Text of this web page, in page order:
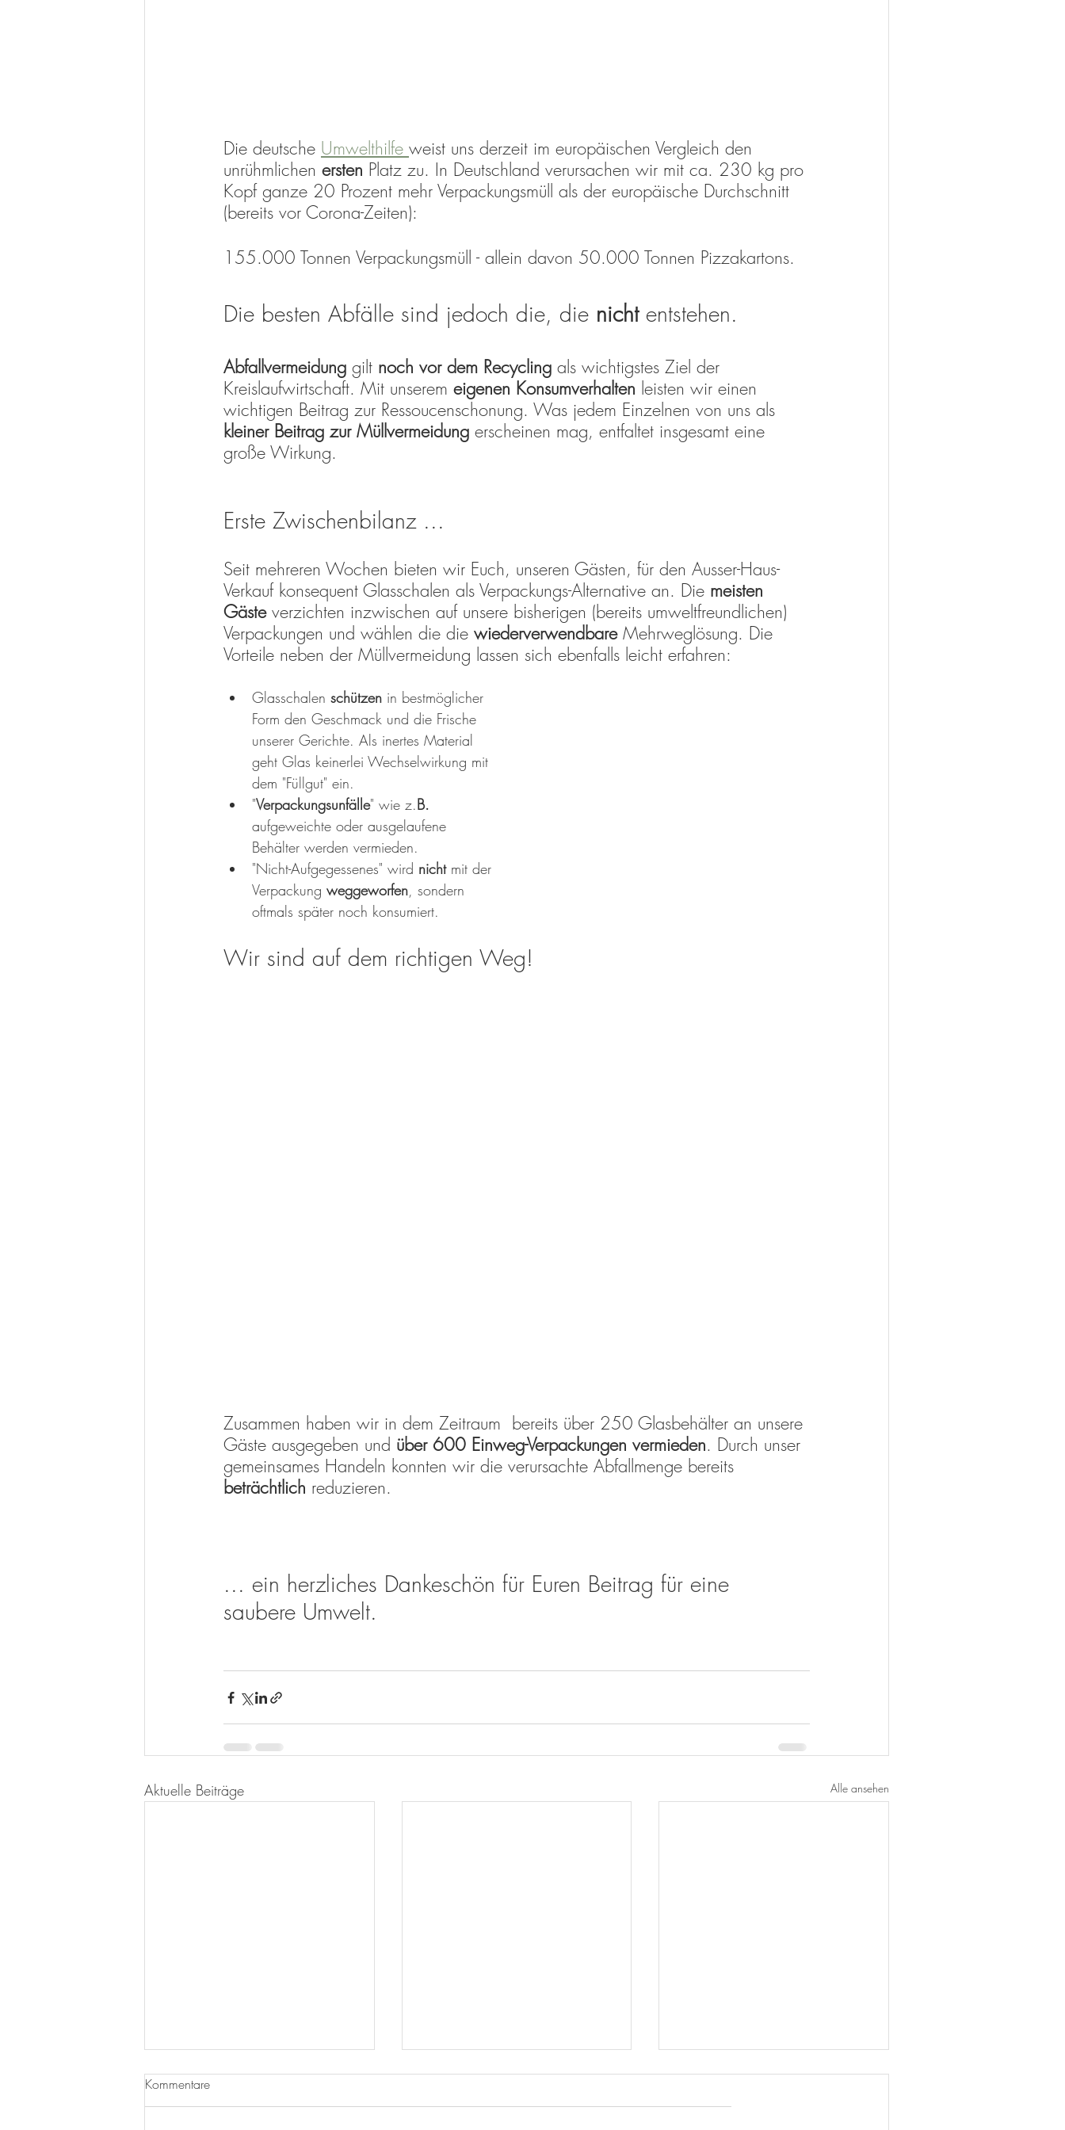
Die deutsche Umwelthilfe weist uns derzeit im europäischen Vergleich den
unrühmlichen ersten Platz zu. In Deutschland verursachen wir mit ca. 230 kg pro
Kopf ganze 20 Prozent mehr Verpackungsmüll als der europäische Durchschnitt
(bereits vor Corona-Zeiten):
155.000 Tonnen Verpackungsmüll - allein davon 50.000 Tonnen Pizzakartons.
Die besten Abfälle sind jedoch die, die nicht entstehen.
Abfallvermeidung gilt noch vor dem Recycling als wichtigstes Ziel der
Kreislaufwirtschaft. Mit unserem eigenen Konsumverhalten leisten wir einen
wichtigen Beitrag zur Ressoucenschonung. Was jedem Einzelnen von uns als
kleiner Beitrag zur Müllvermeidung erscheinen mag, entfaltet insgesamt eine
große Wirkung.
Erste Zwischenbilanz ...
Seit mehreren Wochen bieten wir Euch, unseren Gästen, für den Ausser-Haus-
Verkauf konsequent Glasschalen als Verpackungs-Alternative an. Die meisten
Gäste verzichten inzwischen auf unsere bisherigen (bereits umweltfreundlichen)
Verpackungen und wählen die die wiederverwendbare Mehrweglösung. Die
Vorteile neben der Müllvermeidung lassen sich ebenfalls leicht erfahren:
Glasschalen schützen in bestmöglicher
Form den Geschmack und die Frische
unserer Gerichte. Als inertes Material
geht Glas keinerlei Wechselwirkung mit
dem "Füllgut" ein.
"Verpackungsunfälle" wie z.B.
aufgeweichte oder ausgelaufene
Behälter werden vermieden.
"Nicht-Aufgegessenes" wird nicht mit der
Verpackung weggeworfen, sondern
oftmals später noch konsumiert.
Wir sind auf dem richtigen Weg!
Zusammen haben wir in dem Zeitraum  bereits über 250 Glasbehälter an unsere
Gäste ausgegeben und über 600 Einweg-Verpackungen vermieden. Durch unser
gemeinsames Handeln konnten wir die verursachte Abfallmenge bereits
beträchtlich reduzieren.
... ein herzliches Dankeschön für Euren Beitrag für eine
saubere Umwelt.
Aktuelle Beiträge Alle ansehen
Kommentare